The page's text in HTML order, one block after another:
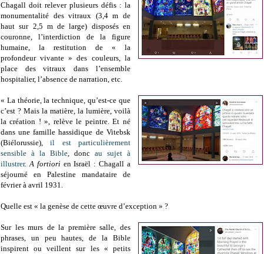
Chagall doit relever plusieurs défis : la
monumentalité des vitraux (3,4 m de
haut sur 2,5 m de large) disposés en
couronne, l’interdiction de la figure
humaine, la restitution de « la
profondeur vivante » des couleurs, la
place des vitraux dans l’ensemble
hospitalier, l’absence de narration, etc.
« La théorie, la technique, qu’est-ce que
c’est ? Mais la matière, la lumière, voilà
la création ! », relève le peintre. Et né
dans une famille hassidique de Vitebsk
(Biélorussie),il est particulièrement
sensible à la Bible, donc au sujet à
illustrer.A fortiorien Israël : Chagall a
séjourné en Palestine mandataire de
février à avril 1931.
Quelle est « la genèse de cette œuvre d’exception » ?
Sur les murs de la première salle, des
phrases, un peu hautes, de la Bible
inspirent ou veillent sur les « petits